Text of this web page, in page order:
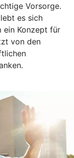
Vorsorge.
es sich
ein Konzept für
von den